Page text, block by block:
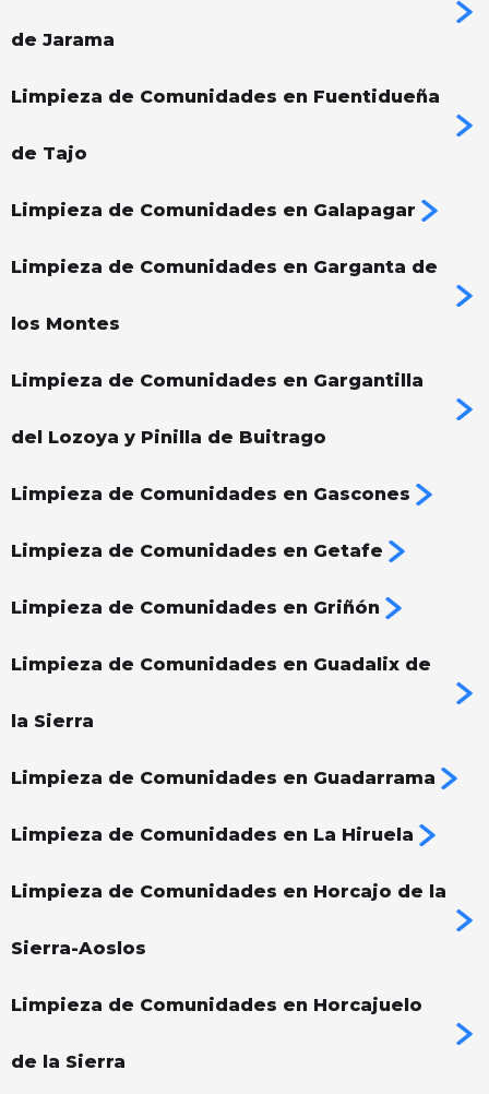
de Jarama
Limpieza de Comunidades en Fuentidueña
de Tajo
Limpieza de Comunidades en Galapagar
Limpieza de Comunidades en Garganta de
los Montes
Limpieza de Comunidades en Gargantilla
del Lozoya y Pinilla de Buitrago
Limpieza de Comunidades en Gascones
Limpieza de Comunidades en Getafe
Limpieza de Comunidades en Griñón
Limpieza de Comunidades en Guadalix de
la Sierra
Limpieza de Comunidades en Guadarrama
Limpieza de Comunidades en La Hiruela
Limpieza de Comunidades en Horcajo de la
Sierra-Aoslos
Limpieza de Comunidades en Horcajuelo
de la Sierra